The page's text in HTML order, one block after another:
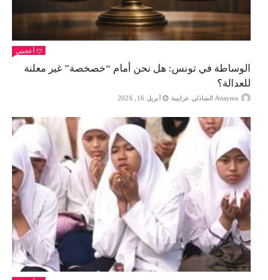
أعجبني
الوساطة في تونس: هل نحن أمام “خصخصة” غير معلنة
للعدالة؟
Attayma الشاذلي عرايبية أبريل 16, 2026